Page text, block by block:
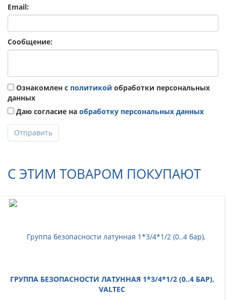
Email:
Сообщение:
Ознакомлен с политикой обработки персональных
данных
Даю согласие на обработку персональных данных
Отправить
С ЭТИМ ТОВАРОМ ПОКУПАЮТ
ГРУППА БЕЗОПАСНОСТИ ЛАТУННАЯ 1*3/4*1/2 (0..4 БАР),
VALTEC